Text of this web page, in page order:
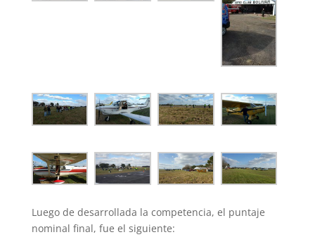
Luego de desarrollada la competencia, el puntaje
nominal final, fue el siguiente: